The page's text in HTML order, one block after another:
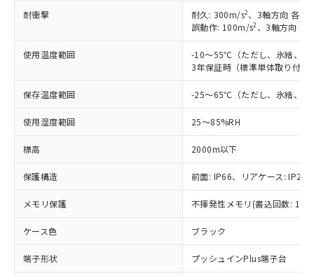
耐衝撃 耐久: 300m/s2、3軸方向 各3回
誤動作: 100m/s2 、3軸方向 各
使用温度範囲
-10～55℃（ただし、氷結、結
3年保証時（標準単体取り付
保存温度範囲 -25～65℃（ただし、氷結、結
使用湿度範囲 25～85%RH
標高 2000m以下
保護構造 前面: IP66、リアケース: IP20
メモリ保護 不揮発性メモリ(書込回数: 100
ケース色 ブラック
端子形状 プッシュインPlus端子台
ご利用条件
以下の条件をお読みいただき、同意のうえ
ご利用ください。
※1 対応状況
対応済み：EU RoHS指令（10物質）の
非含有に対応した製品が提供可能な商品で
す。
対応予定：EU RoHS指令（10物質）の非含
有に対応した製品に切り替える予定のある
対応予定なし：EU RoHS指令（10物質）の
非含有に非対応の商品で、対応品を出す予
定はありません。